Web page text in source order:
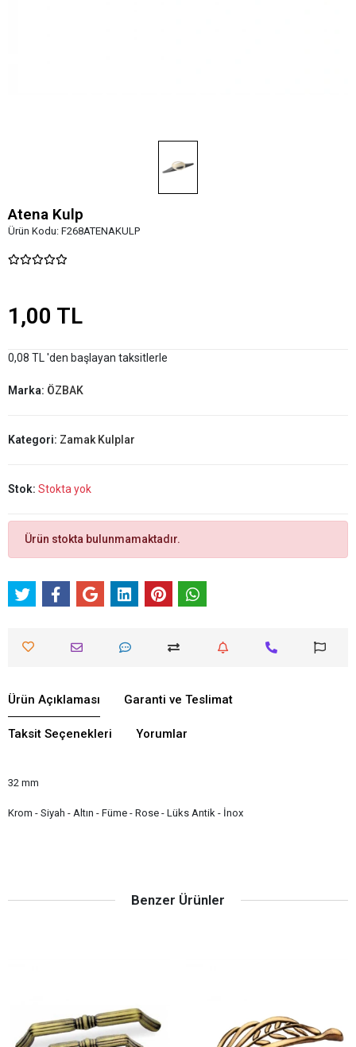
Atena Kulp
Ürün Kodu: F268ATENAKULP
1,00 TL
0,08 TL 'den başlayan taksitlerle
Marka: ÖZBAK
Kategori: Zamak Kulplar
Stok: Stokta yok
Ürün stokta bulunmamaktadır.
Ürün Açıklaması Garanti ve Teslimat
Taksit Seçenekleri Yorumlar
32 mm
Krom - Siyah - Altın - Füme - Rose - Lüks Antik - İnox
Benzer Ürünler